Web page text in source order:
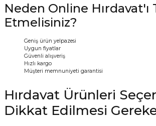
Neden Online Hırdavat'ı
Etmelisiniz?
Geniş ürün yelpazesi
Uygun fiyatlar
Güvenli alışveriş
Hızlı kargo
Müşteri memnuniyeti garantisi
Hırdavat Ürünleri
Dikkat Edilmesi